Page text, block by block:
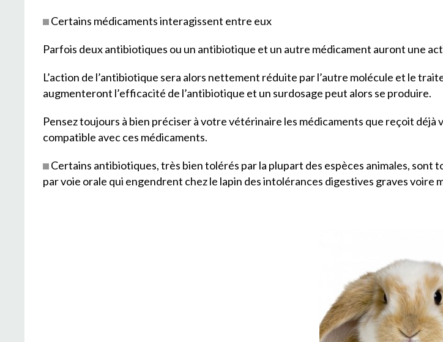
Certains médicaments interagissent entre eux
Parfois deux antibiotiques ou un antibiotique et un autre médicament auront une
L’action de l’antibiotique sera alors nettement réduite par l’autre molécule et le
augmenteront l’efficacité de l’antibiotique et un surdosage peut alors se produire.
Pensez toujours à bien préciser à votre vétérinaire les médicaments que reçoit
compatible avec ces médicaments.
Certains antibiotiques, très bien tolérés par la plupart des espèces animales, sont
par voie orale qui engendrent chez le lapin des intolérances digestives graves voire